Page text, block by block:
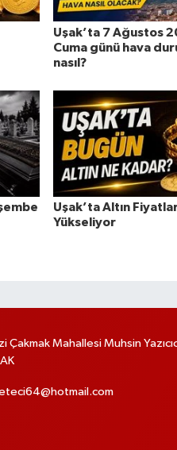
Uşak’ta 7 Ağustos
Cuma günü hava
nasıl?
Uşak’ta Altın
Yükseliyor
Çakmak Mahallesi Muhsin